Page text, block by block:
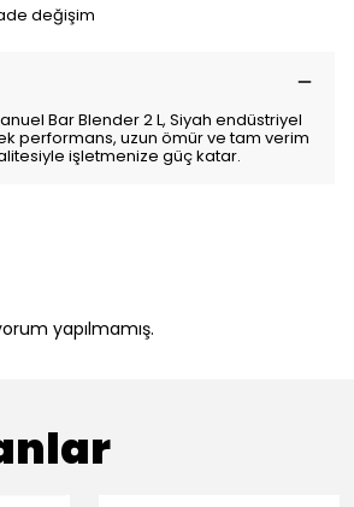
değişim
Bar Blender 2 L, Siyah endüstriyel
performans, uzun ömür ve tam verim
işletmenize güç katar.
yapılmamış.